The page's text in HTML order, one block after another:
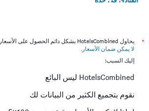
*
يحاول HotelsCombined بشكل دائم الحصول على الأسعار الدقيقة، ولكن
لا يمكن ضمان الأسعار .
إليك السبب:
HotelsCombined ليس البائع
نقوم بتجميع الكثير من البيانات لك